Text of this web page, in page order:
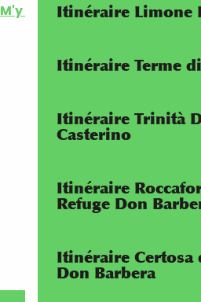
Itinéraire Limone
Itinéraire Terme
Itinéraire Trinità
Casterino
Itinéraire
Refuge Don
Itinéraire Certosa
Don Barbera
M'y rendre